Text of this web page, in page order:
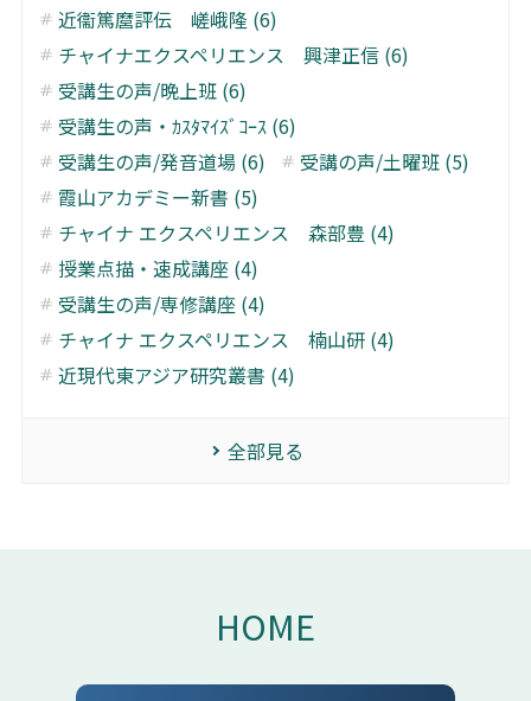
近衞篤麿評伝 嵯峨隆 (6)
チャイナエクスペリエンス 興津正信 (6)
受講生の声/晩上班 (6)
受講生の声・ｶｽﾀﾏｲｽﾞｺｰｽ (6)
受講生の声/発音道場 (6)
受講の声/土曜班 (5)
霞山アカデミー新書 (5)
チャイナ エクスペリエンス 森部豊 (4)
授業点描・速成講座 (4)
受講生の声/専修講座 (4)
チャイナ エクスペリエンス 楠山研 (4)
近現代東アジア研究叢書 (4)
全部見る
HOME